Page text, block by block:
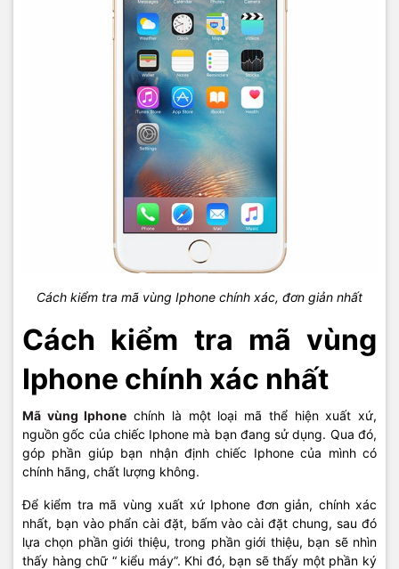
Cách kiểm tra mã vùng Iphone chính xác, đơn giản nhất
Cách kiểm tra mã vùng
Iphone chính xác nhất
Mã vùng Iphone chính là một loại mã thể hiện xuất xứ,
nguồn gốc của chiếc Iphone mà bạn đang sử dụng. Qua đó,
góp phần giúp bạn nhận định chiếc Iphone của mình có
chính hãng, chất lượng không.
Để kiểm tra mã vùng xuất xứ Iphone đơn giản, chính xác
nhất, bạn vào phẩn cài đặt, bấm vào cài đặt chung, sau đó
lựa chọn phần giới thiệu, trong phần giới thiệu, bạn sẽ nhìn
thấy hàng chữ “ kiểu máy”. Khi đó, bạn sẽ thấy một phần ký